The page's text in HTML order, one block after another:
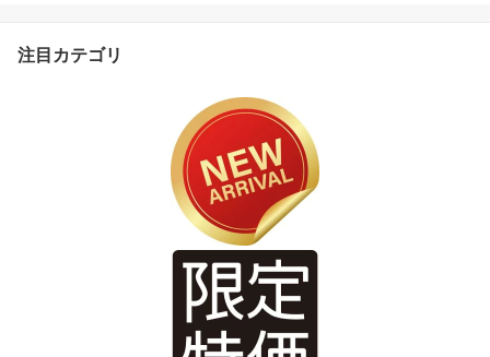
注目カテゴリ